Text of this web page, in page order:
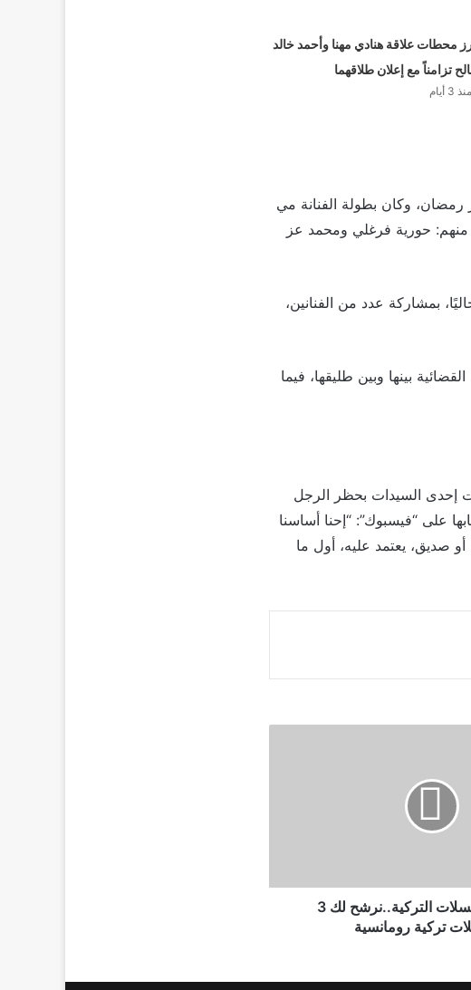
محطات علاقة هنادي مهنا وأحمد خالد
تزامناً مع إعلان طلاقهما
منذ 3 أيام
رمضان، وكان بطولة الفنانة مي
منهم: حورية فرغلي ومحمد عز
بمشاركة عدد من الفنانين،
ورفضت رفع الدعاوى القضائية بينها وبين طليقها، فيما
رضوى الشربيني، في عام 2018، حين نصحت إحدى السيدات بحظر الرجل
على “فيسبوك”: “إحنا أساسنا
صديق، يعتمد عليه، أول ما
لعشاق المسلسلات التركية..نرشح لك 3
تركية رومانسية